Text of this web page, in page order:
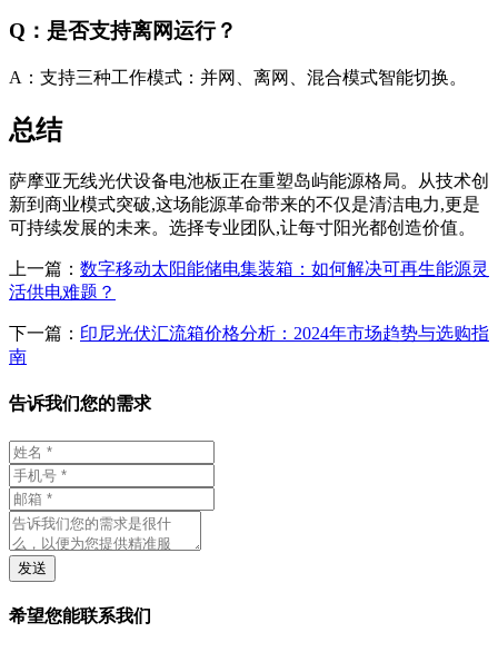
Q：是否支持离网运行？
A：支持三种工作模式：并网、离网、混合模式智能切换。
总结
萨摩亚无线光伏设备电池板正在重塑岛屿能源格局。从技术创
新到商业模式突破,这场能源革命带来的不仅是清洁电力,更是
可持续发展的未来。选择专业团队,让每寸阳光都创造价值。
上一篇： 数字移动太阳能储电集装箱：如何解决可再生能源灵
活供电难题？
下一篇： 印尼光伏汇流箱价格分析：2024年市场趋势与选购指
南
告诉我们您的需求
发送
希望您能联系我们